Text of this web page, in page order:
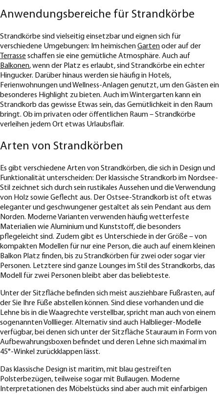
Anwendungsbereiche für Strandkörbe
Strandkörbe sind vielseitig einsetzbar und eignen sich für
verschiedene Umgebungen: Im heimischenGartenoder auf der
Terrasse schaffen sie eine gemütliche Atmosphäre. Auch auf
Balkonen, wenn der Platz es erlaubt, sind Strandkörbe ein echter
Hingucker. Darüber hinaus werden sie häufig in Hotels,
Ferienwohnungen und Wellness-Anlagen genutzt, um den Gästen ein
besonderes Highlight zu bieten. Auch im Wintergarten kann ein
Strandkorb das gewisse Etwas sein, das Gemütlichkeit in den Raum
bringt. Ob im privaten oder öffentlichen Raum – Strandkörbe
verleihen jedem Ort etwas Urlaubsflair.
Arten von Strandkörben
Es gibt verschiedene Arten von Strandkörben, die sich in Design und
Funktionalität unterscheiden: Der klassische Strandkorb im Nordsee-
Stil zeichnet sich durch sein rustikales Aussehen und die Verwendung
von Holz sowie Geflecht aus. Der Ostsee-Strandkorb ist oft etwas
eleganter und geschwungener gestaltet als sein Pendant aus dem
Norden. Moderne Varianten verwenden häufig wetterfeste
Materialien wie Aluminium und Kunststoff, die besonders
pflegeleicht sind. Zudem gibt es Unterschiede in der Größe – von
kompakten Modellen für nur eine Person, die auch auf einem kleinen
Balkon Platz finden, bis zu Strandkörben für zwei oder sogar vier
Personen. Letztere sind ganze Lounges im Stil des Strandkorbs, das
Modell für zwei Personen bleibt aber das beliebteste.
Unter der Sitzfläche befinden sich meist ausziehbare Fußrasten, auf
der Sie Ihre Füße abstellen können. Sind diese vorhanden und die
Lehne bis in die Waagrechte verstellbar, spricht man auch von einem
sogenannten Volllieger. Alternativ sind auch Halblieger-Modelle
verfügbar, bei denen sich unter der Sitzfläche Stauraum in Form von
Aufbewahrungsboxen befindet und deren Lehne sich maximal im
45°-Winkel zurückklappen lässt.
Das klassische Design ist maritim, mit blau gestreiften
Polsterbezügen, teilweise sogar mit Bullaugen. Moderne
Interpretationen des Möbelstücks sind aber auch mit einfarbigen